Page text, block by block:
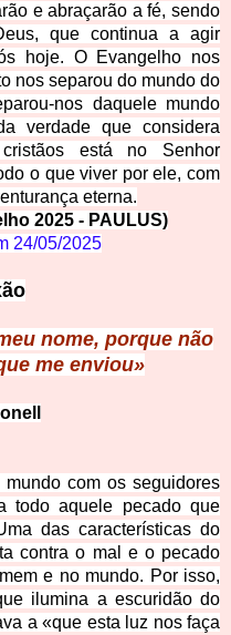
e abraçarão a fé, sendo
que continua a agir
hoje. O Evangelho nos
nos separou do mundo do
nos daquele mundo
verdade que considera
está no Senhor
o que viver por ele, com
eterna.
2025 - PAULUS)
24/05/2025
nome, porque não
me enviou»
com os seguidores
todo aquele pecado que
das características do
contra o mal e o pecado
e no mundo. Por isso,
ilumina a escuridão do
a «que esta luz nos faça